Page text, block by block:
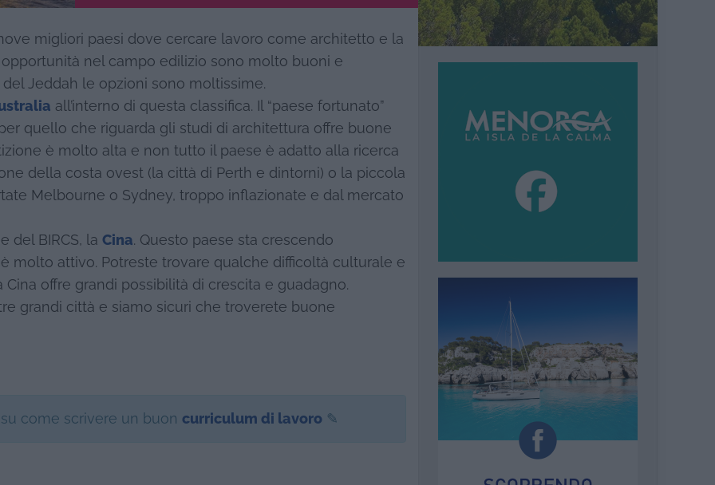
migliori paesi dove cercare lavoro come architetto e la
opportunità nel campo edilizio sono molto buoni e
Jeddah le opzioni sono moltissime.
all’interno di questa classifica. Il “paese fortunato”
quello che riguarda gli studi di architettura offre buone
è molto alta e non tutto il paese è adatto alla ricerca
della costa ovest (la città di Perth e dintorni) o la piccola
Melbourne o Sydney, troppo inflazionate e dal mercato
del BIRCS, la Cina. Questo paese sta crescendo
molto attivo. Potreste trovare qualche difficoltà culturale e
offre grandi possibilità di crescita e guadagno.
grandi città e siamo sicuri che troverete buone
come scrivere un buon curriculum di lavoro ✎